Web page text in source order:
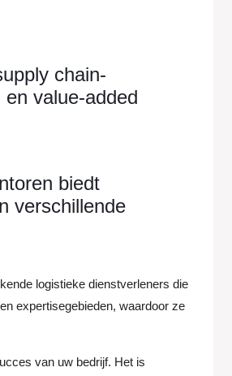
chain-
value-added
biedt
verschillende
logistieke dienstverleners die
expertisegebieden, waardoor ze
van uw bedrijf. Het is